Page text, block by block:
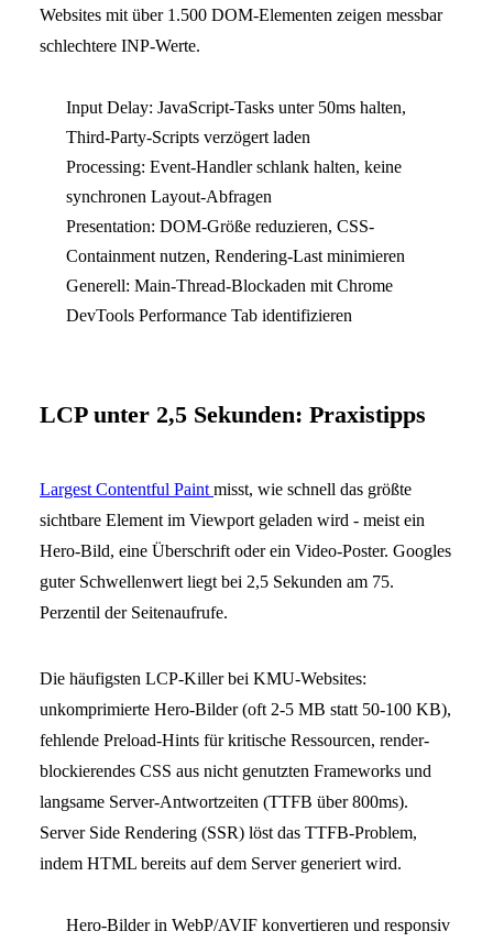
Websites mit über 1.500 DOM-Elementen zeigen messbar
schlechtere INP-Werte.
Input Delay: JavaScript-Tasks unter 50ms halten,
Third-Party-Scripts verzögert laden
Processing: Event-Handler schlank halten, keine
synchronen Layout-Abfragen
Presentation: DOM-Größe reduzieren, CSS-
Containment nutzen, Rendering-Last minimieren
Generell: Main-Thread-Blockaden mit Chrome
DevTools Performance Tab identifizieren
LCP unter 2,5 Sekunden: Praxistipps
Largest Contentful Paint misst, wie schnell das größte
sichtbare Element im Viewport geladen wird - meist ein
Hero-Bild, eine Überschrift oder ein Video-Poster. Googles
guter Schwellenwert liegt bei 2,5 Sekunden am 75.
Perzentil der Seitenaufrufe.
Die häufigsten LCP-Killer bei KMU-Websites:
unkomprimierte Hero-Bilder (oft 2-5 MB statt 50-100 KB),
fehlende Preload-Hints für kritische Ressourcen, render-
blockierendes CSS aus nicht genutzten Frameworks und
langsame Server-Antwortzeiten (TTFB über 800ms).
Server Side Rendering (SSR) löst das TTFB-Problem,
indem HTML bereits auf dem Server generiert wird.
Hero-Bilder in WebP/AVIF konvertieren und responsiv